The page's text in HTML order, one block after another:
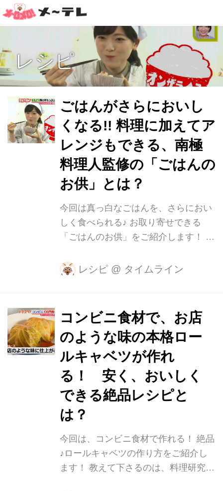
レシピ
ごはんがさらにおいし
くなる!! 料理に加えてア
レンジもできる、南極
料理人監修の「ごはんの
お供」とは？
今回は真っ白なごはんを、さらにおい
しく食べられる♪ お取り寄せできる
「ごはんのお供」をご紹介します！ 教
日本各地のごはんのお供を紹介する
上だそうです。 今回お取り寄せしたの
は「やみつきシャケ」 一見、普通のシ
ャケフレークに見えるのですが…？ 実
は香ばしく焼き上げた北海道産の白鮭
に、ホタテ、タマネギなどを合わせて
オイル漬けにしている海の幸たっぷり
のシャケフレークなんです！ 一口食べ
れば気分は北海道♪ 長船さんも一押し
の逸品です。 監修しているのは、映画
「南極料理人」のモデルにもな...
レシピ @ タイムライン
コンビニ食材で、お店
のような味の本格ロー
ルキャベツが作れ
る！ 安く、おいしく
できる絶品レシピと
は？
今回は、コンビニ食材で作れる！ 絶品
♪ロールキャベツの作り方をご紹介し
ます！ 教えて下さるのは、料理研究家